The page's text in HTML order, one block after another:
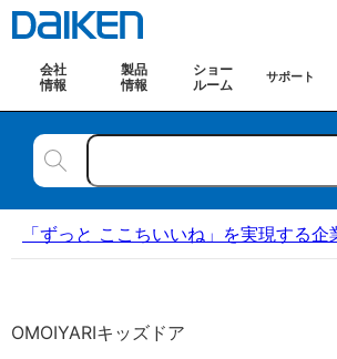
会社
情報
製品
情報
ショー
ルーム
サポート
「ずっと ここちいいね」を実現する
OMOIYARIキッズドア